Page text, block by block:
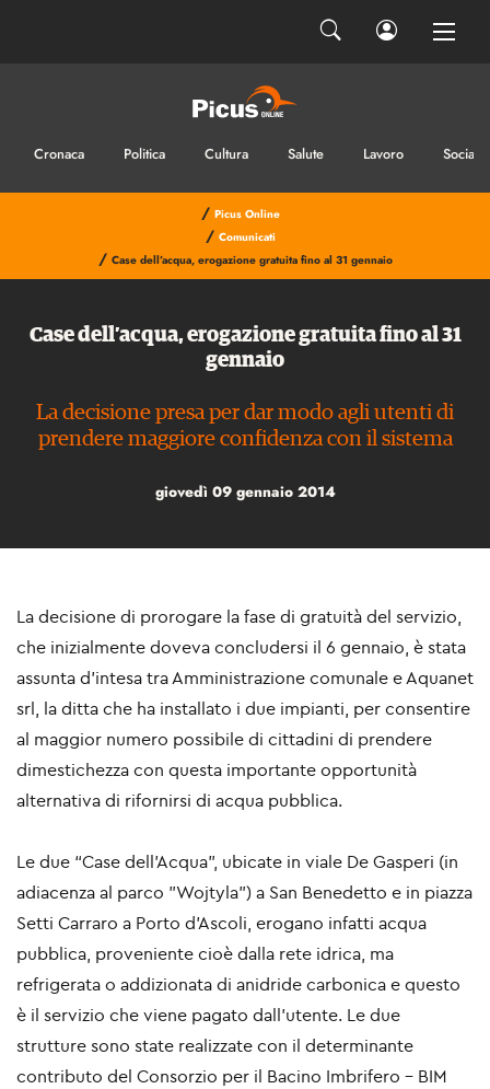
Cronaca Politica Cultura Salute Lavoro Sociale
/ Picus Online
/ Comunicati
/ Case dell’acqua, erogazione gratuita fino al 31 gennaio
Case dell’acqua, erogazione gratuita fino al 31
gennaio
La decisione presa per dar modo agli utenti di
prendere maggiore confidenza con il sistema
giovedì 09 gennaio 2014
La decisione di prorogare la fase di gratuità del servizio,
che inizialmente doveva concludersi il 6 gennaio, è stata
assunta d’intesa tra Amministrazione comunale e Aquanet
srl, la ditta che ha installato i due impianti, per consentire
al maggior numero possibile di cittadini di prendere
dimestichezza con questa importante opportunità
alternativa di rifornirsi di acqua pubblica.
Le due “Case dell’Acqua”, ubicate in viale De Gasperi (in
adiacenza al parco "Wojtyla") a San Benedetto e in piazza
Setti Carraro a Porto d'Ascoli, erogano infatti acqua
pubblica, proveniente cioè dalla rete idrica, ma
refrigerata o addizionata di anidride carbonica e questo
è il servizio che viene pagato dall’utente. Le due
strutture sono state realizzate con il determinante
contributo del Consorzio per il Bacino Imbrifero - BIM